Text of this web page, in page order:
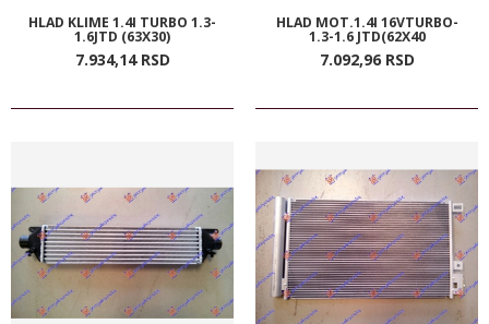
HLAD KLIME 1.4I TURBO 1.3-
1.6JTD (63X30)
7.934,14 RSD
HLAD MOT.1.4I 16VTURBO-
1.3-1.6 JTD(62X40
7.092,96 RSD